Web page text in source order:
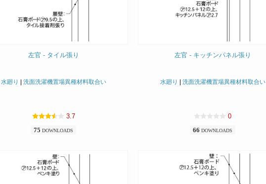
左官 - タイル張り
水廻り | 洗面洗濯機置場異種材料取合い
3.7
75 DOWNLOADS
左官 - キッチンパネル張り
水廻り | 洗面洗濯機置場異種材料取合い
0
66 DOWNLOADS